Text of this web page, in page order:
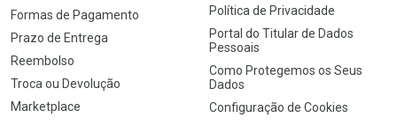
Formas de Pagamento
Prazo de Entrega
Reembolso
Troca ou Devolução
Marketplace
Política de Privacidade
Portal do Titular de Dados
Pessoais
Como Protegemos os Seus
Dados
Configuração de Cookies